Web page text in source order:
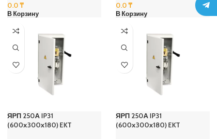
0.0 ₸
В Корзину
0.0 ₸
В Корзину
ЯРП 250А IP31
(600х300х180) EKT
ЯРП 250А IP31
(600х300х180) EKT